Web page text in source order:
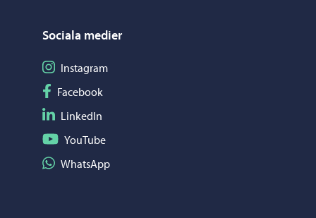
Sociala medier
Följ på Instagram
Instagram
Följ på Facebook
Facebook
Följ på LinkedIn
LinkedIn
Följ på YouTube
YouTube
Dela på WhatsApp
WhatsApp